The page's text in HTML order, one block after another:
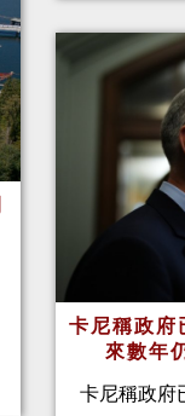
卡尼稱政府
來數年
卡尼稱政府